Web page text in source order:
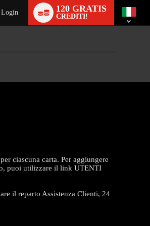
Login 120 GRATIS
CREDITI!
ciascuna carta. Per aggiungere
puoi utilizzare il link UTENTI
il reparto Assistenza Clienti, 24